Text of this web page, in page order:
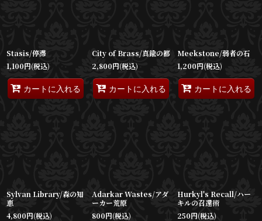
Stasis/停滞
1,100円(税込)
カートに入れる
City of Brass/真鍮の都
2,800円(税込)
カートに入れる
Meekstone/弱者の石
1,200円(税込)
カートに入れる
Sylvan Library/森の知
恵
4,800円(税込)
Adarkar Wastes/アダ
ーカー荒原
800円(税込)
Hurkyl's Recall/ハー
キルの召還術
250円(税込)